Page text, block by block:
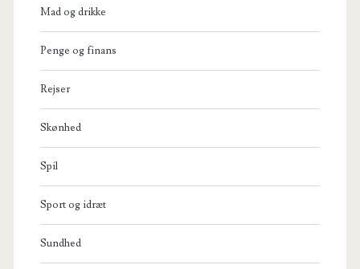
Mad og drikke
Penge og finans
Rejser
Skønhed
Spil
Sport og idræt
Sundhed